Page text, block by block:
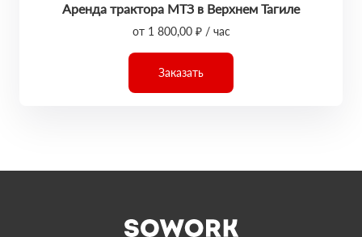
Аренда трактора МТЗ в Верхнем Тагиле
от 1 800,00 ₽ / час
Заказать